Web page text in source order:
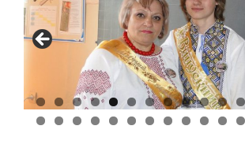
0 1 2
7
8 9 0 1 2 3 4 5 6 7 8